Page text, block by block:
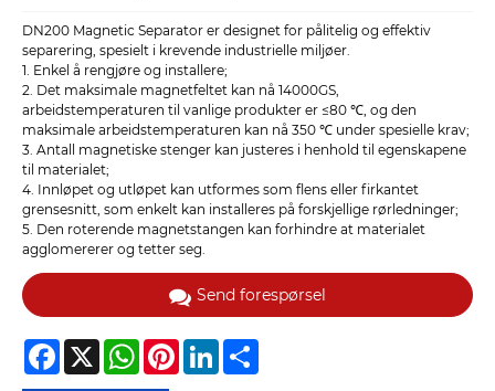
DN200 Magnetic Separator er designet for pålitelig og effektiv
separering, spesielt i krevende industrielle miljøer.
1. Enkel å rengjøre og installere;
2. Det maksimale magnetfeltet kan nå 14000GS,
arbeidstemperaturen til vanlige produkter er ≤80 ℃, og den
maksimale arbeidstemperaturen kan nå 350 ℃ under spesielle krav;
3. Antall magnetiske stenger kan justeres i henhold til egenskapene
til materialet;
4. Innløpet og utløpet kan utformes som flens eller firkantet
grensesnitt, som enkelt kan installeres på forskjellige rørledninger;
5. Den roterende magnetstangen kan forhindre at materialet
agglomererer og tetter seg.
Send forespørsel
Facebook
X WhatsAppPinterestLinkedIn